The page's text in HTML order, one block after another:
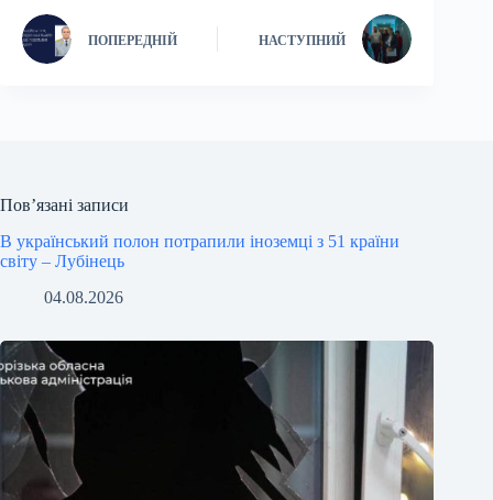
ПОПЕРЕДНІЙ НАСТУПНИЙ
Пов’язані записи
В український полон потрапили іноземці з 51 країни
світу – Лубінець
04.08.2026